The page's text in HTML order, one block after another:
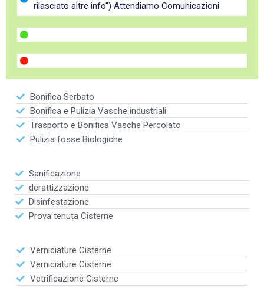
rilasciato altre info") Attendiamo Comunicazioni
Bonifica Serbato
Bonifica e Pulizia Vasche industriali
Trasporto e Bonifica Vasche Percolato
Pulizia fosse Biologiche
Sanificazione
derattizzazione
Disinfestazione
Prova tenuta Cisterne
Verniciature Cisterne
Verniciature Cisterne
Vetrificazione Cisterne